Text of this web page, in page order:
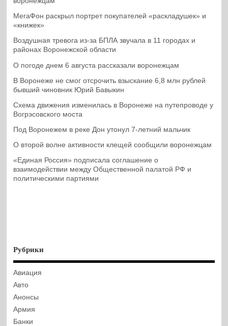
МегаФон раскрыл портрет покупателей «раскладушек» и
«книжек»
Воздушная тревога из-за БПЛА звучала в 11 городах и
районах Воронежской области
О погоде днем 6 августа рассказали воронежцам
В Воронеже не смог отсрочить взыскание 6,8 млн рублей
бывший чиновник Юрий Бавыкин
Схема движения изменилась в Воронеже на путепроводе у
Вогрэсовского моста
Под Воронежем в реке Дон утонул 7-летний мальчик
О второй волне активности клещей сообщили воронежцам
«Единая Россия» подписала соглашение о
взаимодействии между Общественной палатой РФ и
политическими партиями
Рубрики
Авиация
Авто
Анонсы
Армия
Банки